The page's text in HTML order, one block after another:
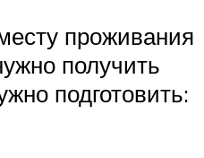
проживания
получить
подготовить: